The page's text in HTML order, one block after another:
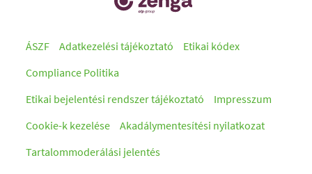
ÁSZF Adatkezelési tájékoztató
Etikai kódex
Compliance Politika
Etikai bejelentési rendszer tájékoztató
Impresszum
Cookie-k kezelése
Akadálymentesítési nyilatkozat
Tartalommoderálási jelentés